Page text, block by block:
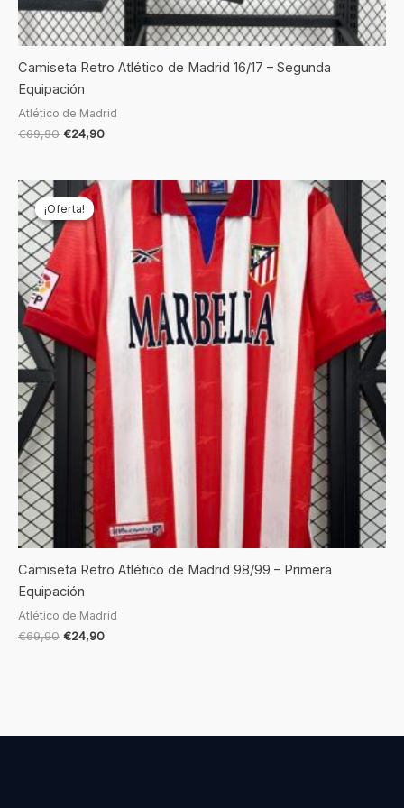
Camiseta Retro Atlético de Madrid 16/17 – Segunda
Equipación
Atlético de Madrid
€69,90 €24,90
¡Oferta!
¡Oferta!
Camiseta Retro Atlético de Madrid 98/99 – Primera
Equipación
Atlético de Madrid
€69,90
precio
original
era:
€69,90.
€24,90
precio
actual
es:
€24,90.